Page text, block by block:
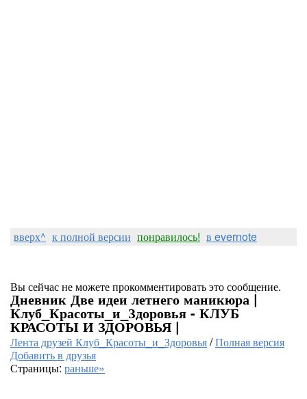
вверх^ к полной версии понравилось! в evernote
Вы сейчас не можете прокомментировать это сообщение.
Дневник Две идеи летнего маникюра |
Клуб_Красоты_и_Здоровья - КЛУБ
КРАСОТЫ И ЗДОРОВЬЯ |
Лента друзей Клуб_Красоты_и_Здоровья/Полная версия
Добавить в друзья
Страницы: раньше»